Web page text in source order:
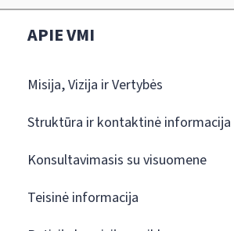
APIE VMI
Misija, Vizija ir Vertybės
Struktūra ir kontaktinė informacija
Konsultavimasis su visuomene
Teisinė informacija